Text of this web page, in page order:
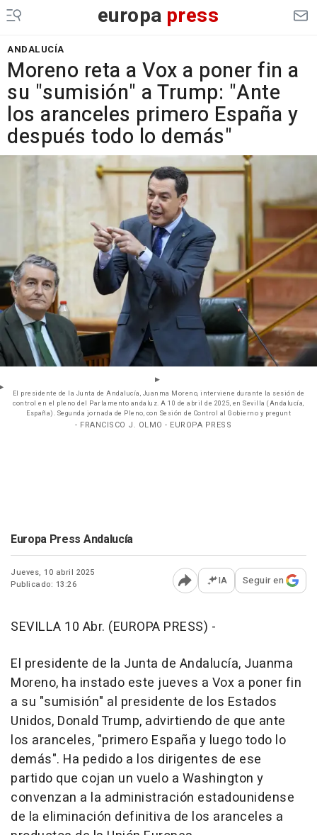
europa press
ANDALUCÍA
Moreno reta a Vox a poner fin a
su "sumisión" a Trump: "Ante
los aranceles primero España y
después todo lo demás"
El presidente de la Junta de Andalucía, Juanma Moreno, interviene durante la sesión de
control en el pleno del Parlamento andaluz. A 10 de abril de 2025, en Sevilla (Andalucía,
España). Segunda jornada de Pleno, con Sesión de Control al Gobierno y pregunt
- FRANCISCO J. OLMO - EUROPA PRESS
Europa Press Andalucía
Jueves, 10 abril 2025
Publicado: 13:26
Abrir opciones para
IA Seguir en
SEVILLA 10 Abr. (EUROPA PRESS) -
El presidente de la Junta de Andalucía, Juanma
Moreno, ha instado este jueves a Vox a poner fin
a su "sumisión" al presidente de los Estados
Unidos, Donald Trump, advirtiendo de que ante
los aranceles, "primero España y luego todo lo
demás". Ha pedido a los dirigentes de ese
partido que cojan un vuelo a Washington y
convenzan a la administración estadounidense
de la eliminación definitiva de los aranceles a